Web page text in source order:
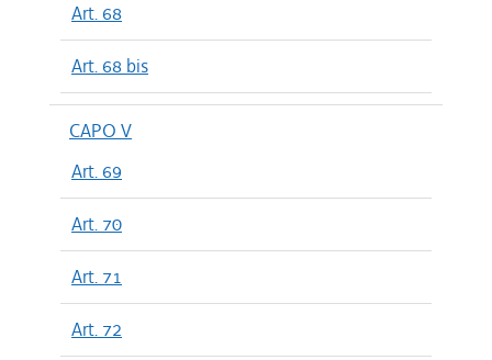
Art. 68
Art. 68 bis
CAPO V
Art. 69
Art. 70
Art. 71
Art. 72